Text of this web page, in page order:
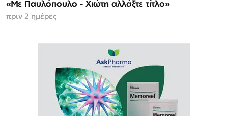
«Με Παυλόπουλο - Χιώτη αλλάξτε τίτλο»
πριν 2 ημέρες